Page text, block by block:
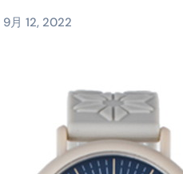
STRIGHT」取り扱い開始＆
費税はかかるのか？勘定科目
れます。これが日本が残念
均40000円を妄想シナリオ検
9月 12, 2022